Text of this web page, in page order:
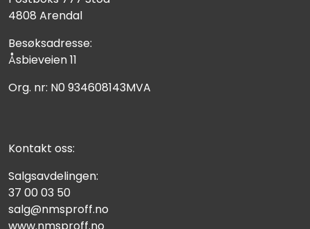
4808 Arendal
Besøksadresse:
Åsbieveien 11
Org. nr: N0 934608143MVA
Kontakt oss:
Salgsavdelingen:
37 00 03 50
salg@nmsproff.no
www.nmsproff.no